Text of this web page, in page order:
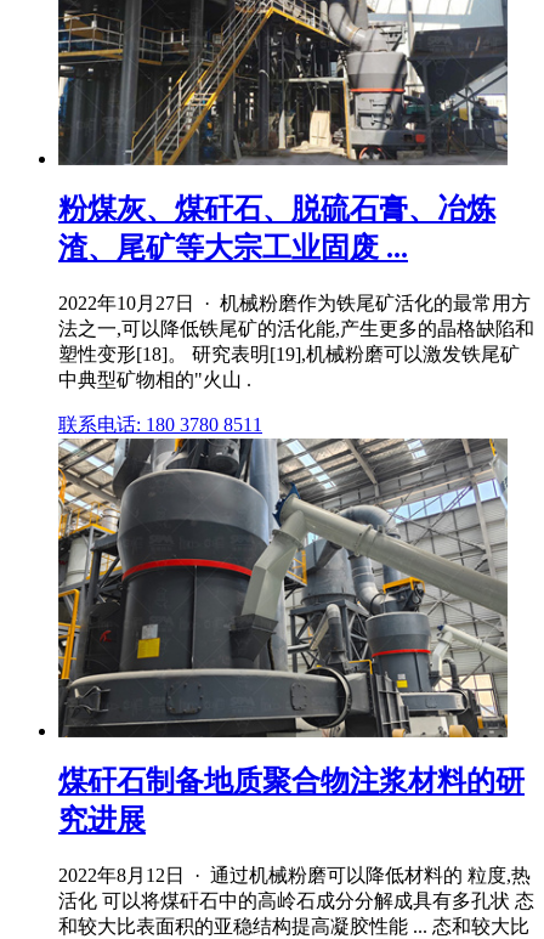
粉煤灰、煤矸石、脱硫石膏、冶炼
渣、尾矿等大宗工业固废 ...
2022年10月27日 · 机械粉磨作为铁尾矿活化的最常用方
法之一,可以降低铁尾矿的活化能,产生更多的晶格缺陷和
塑性变形[18]。 研究表明[19],机械粉磨可以激发铁尾矿
中典型矿物相的"火山 .
联系电话: 180 3780 8511
煤矸石制备地质聚合物注浆材料的研
究进展
2022年8月12日 · 通过机械粉磨可以降低材料的 粒度,热
活化 可以将煤矸石中的高岭石成分分解成具有多孔状 态
和较大比表面积的亚稳结构提高凝胶性能 ... 态和较大比